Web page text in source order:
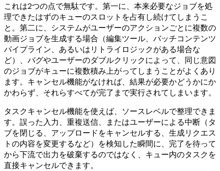
これは2つの点で無駄です。第一に、本来必要なジョブを処
理できたはずのキューのスロットを占有し続けてしまうこ
と。第二に、システムがユーザーのアクションごとに複数の
動画ジョブを生成する場合（編集ツール、バッチコンテンツ
パイプライン、あるいはリトライロジックがある場合な
ど）、バグやユーザーのダブルクリックによって、同じ意図
のジョブがキューに複数積み上がってしまうことがよくあり
ます。キャンセル機能がなければ、結果が必要かどうかにか
かわらず、それらすべてが完了まで実行されてしまいます。
タスクキャンセル機能を使えば、ソースレベルで整理できま
す。誤った入力、重複送信、またはユーザーによる中断（タ
ブを閉じる、アップロードをキャンセルする、生成リクエス
トの内容を変更するなど）を検知した瞬間に、完了を待って
から下流で出力を破棄するのではなく、キュー内のタスクを
直接キャンセルできます。